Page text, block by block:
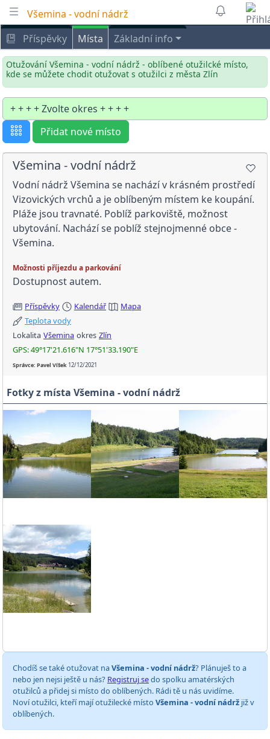
Všemina - vodní nádrž
Příspěvky
Místa Základní info
Otužování Všemina - vodní nádrž - oblíbené otužilcké místo,
kde se můžete chodit otužovat s otužilci z města Zlín
Přidat nové místo
Všemina - vodní nádrž
Vodní nádrž Všemina se nachází v krásném prostředí
Vizovických vrchů a je oblíbeným místem ke koupání.
Pláže jsou travnaté. Poblíž parkoviště, možnost
ubytování. Nachází se poblíž stejnojmenné obce -
Všemina.
Možnosti příjezdu a parkování
Dostupnost autem.
Příspěvky Kalendář
Mapa
Teplota vody
Lokalita Všemina okres Zlín
GPS: 49°17'21.616"N 17°51'33.190"E
Správce: Pavel Víšek 12/12/2021
Fotky z místa Všemina - vodní nádrž
Chodíš se také otužovat naVšemina - vodní nádrž? Plánuješ to a
nebo jen nejsi ještě u nás? Registruj sedo spolku amatérských
otužilců a přidej si místo do oblíbených. Rádi tě u nás uvidíme.
Noví otužilci, kteří mají otužilecké místo Všemina - vodní nádrž již v
oblíbených.